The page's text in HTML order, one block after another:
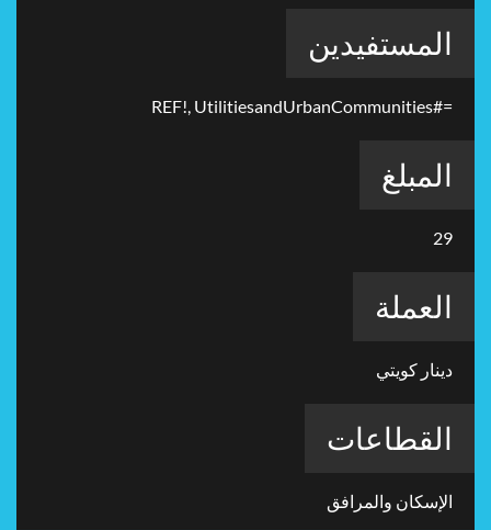
المستفيدين
=#REF!, UtilitiesandUrbanCommunities
المبلغ
29
العملة
دينار كويتي
القطاعات
الإسكان والمرافق